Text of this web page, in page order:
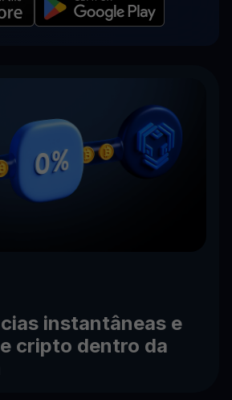
instantâneas e
cripto dentro da